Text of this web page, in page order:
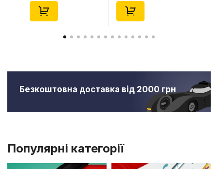
Безкоштовна доставка від 2000 грн
Популярні категорії